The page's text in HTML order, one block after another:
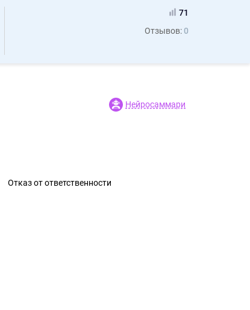
71
Отзывов: 0
Нейросаммари
Отказ от ответственности